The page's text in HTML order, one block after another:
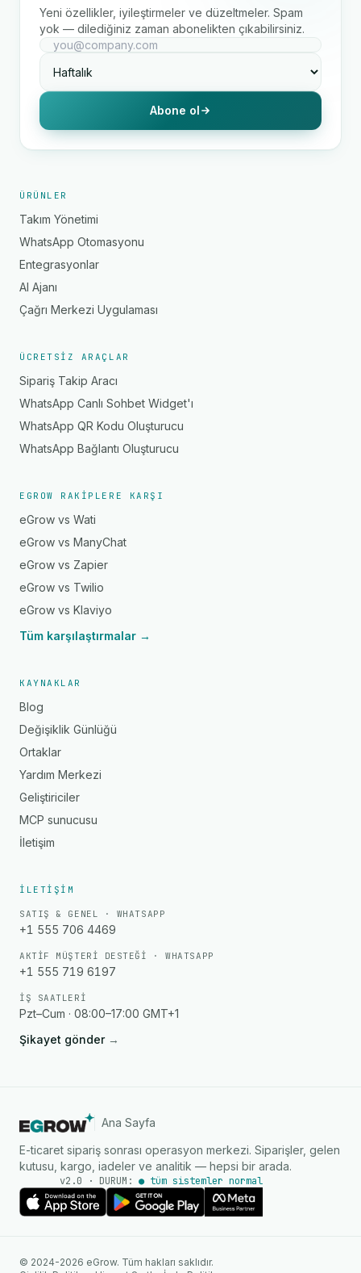
Yeni özellikler, iyileştirmeler ve düzeltmeler. Spam
yok — dilediğiniz zaman abonelikten çıkabilirsiniz.
Abone ol
ÜRÜNLER
Takım Yönetimi
WhatsApp Otomasyonu
Entegrasyonlar
AI Ajanı
Çağrı Merkezi Uygulaması
ÜCRETSIZ ARAÇLAR
Sipariş Takip Aracı
WhatsApp Canlı Sohbet Widget'ı
WhatsApp QR Kodu Oluşturucu
WhatsApp Bağlantı Oluşturucu
EGROW RAKIPLERE KARŞI
eGrow vs Wati
eGrow vs ManyChat
eGrow vs Zapier
eGrow vs Twilio
eGrow vs Klaviyo
Tüm karşılaştırmalar →
KAYNAKLAR
Blog
Değişiklik Günlüğü
Ortaklar
Yardım Merkezi
Geliştiriciler
MCP sunucusu
İletişim
İLETIŞIM
SATIŞ & GENEL · WHATSAPP
+1 555 706 4469
AKTIF MÜŞTERI DESTEĞI · WHATSAPP
+1 555 719 6197
İŞ SAATLERI
Pzt–Cum · 08:00–17:00 GMT+1
Şikayet gönder →
Ana Sayfa
E-ticaret sipariş sonrası operasyon merkezi. Siparişler, gelen
kutusu, kargo, iadeler ve analitik — hepsi bir arada.
v2.0 · DURUM:● tüm sistemler normal
© 2024-2026 eGrow. Tüm hakları saklıdır.
yanıtlar